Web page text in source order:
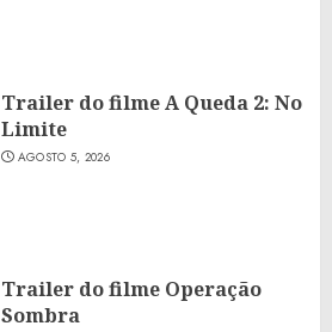
Trailer do filme A Queda 2: No
Limite
AGOSTO 5, 2026
Trailer do filme Operação
Sombra